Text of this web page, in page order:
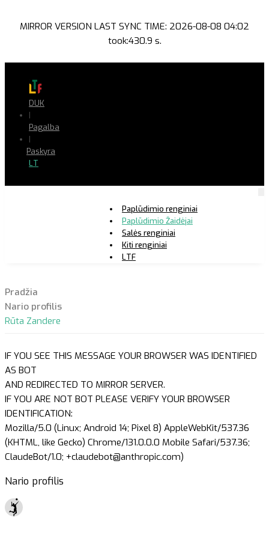
MIRROR VERSION LAST SYNC TIME: 2026-08-08 04:02
took:430.9 s.
DUK
|
Pagalba
|
Paskyra
LT
Paplūdimio renginiai
Paplūdimio Žaidėjai
Salės renginiai
Kiti renginiai
LTF
Pradžia
Nario profilis
Rūta Zandere
IF YOU SEE THIS MESSAGE YOUR BROWSER WAS IDENTIFIED
AS BOT
AND REDIRECTED TO MIRROR SERVER.
IF YOU ARE NOT BOT PLEASE VERIFY YOUR BROWSER
IDENTIFICATION:
Mozilla/5.0 (Linux; Android 14; Pixel 8) AppleWebKit/537.36
(KHTML, like Gecko) Chrome/131.0.0.0 Mobile Safari/537.36;
ClaudeBot/1.0; +claudebot@anthropic.com)
Nario profilis